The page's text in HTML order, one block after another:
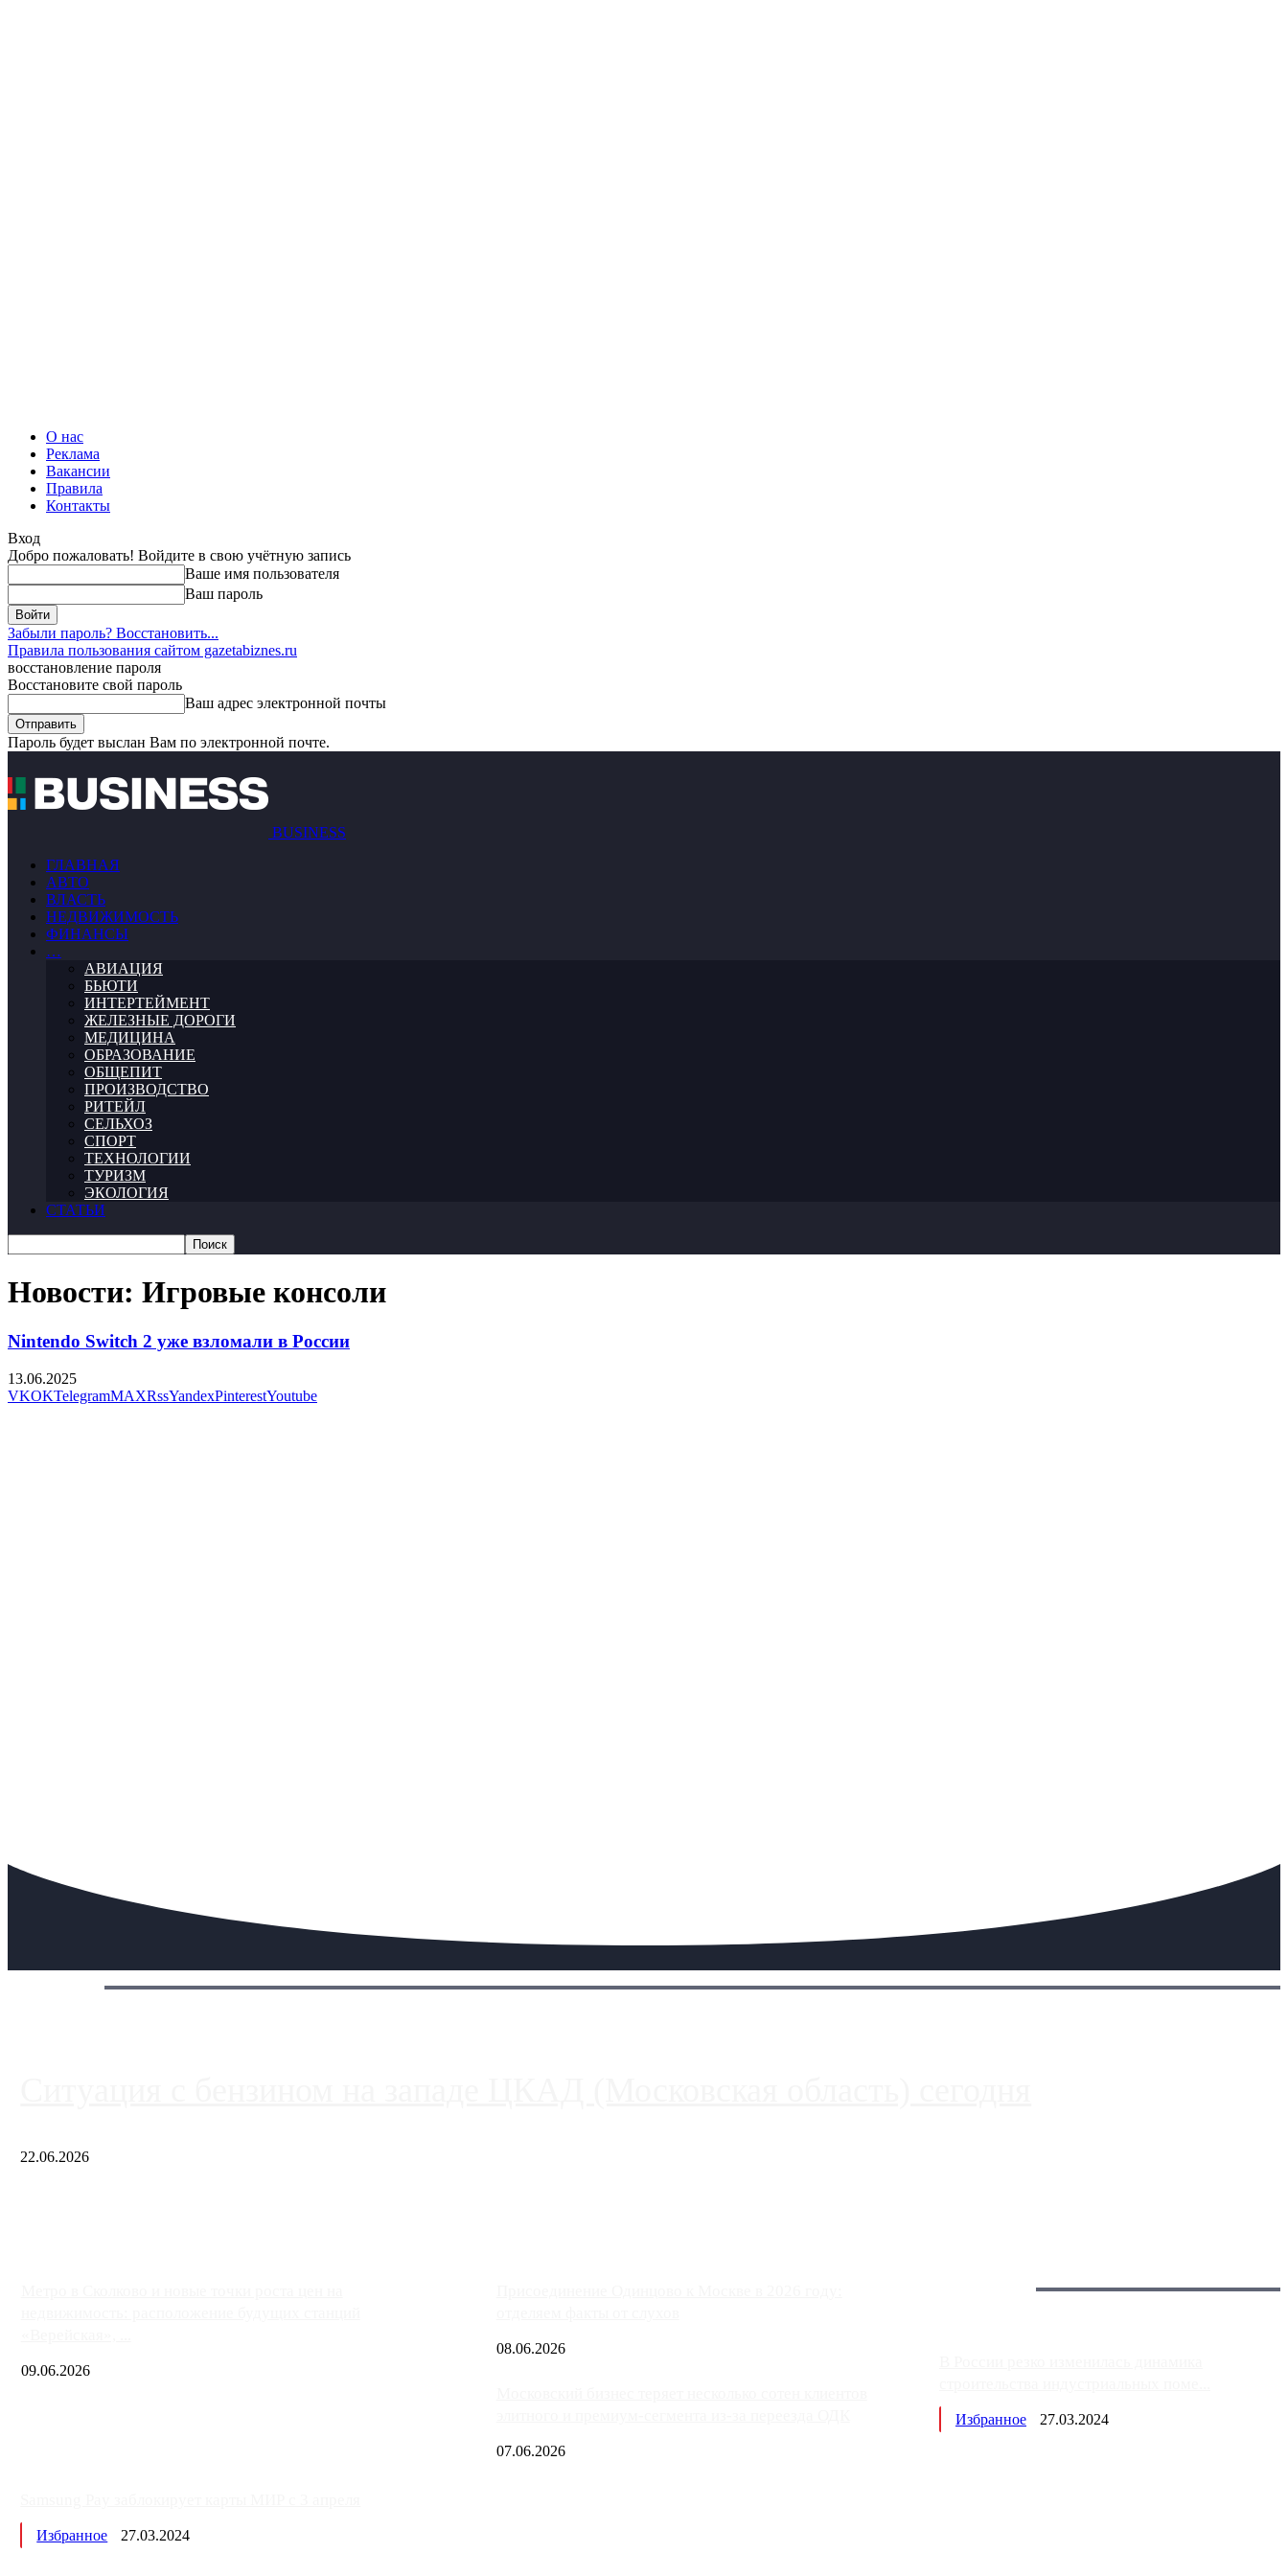
О нас
Реклама
Вакансии
Правила
Контакты
Вход
Добро пожаловать! Войдите в свою учётную запись
Ваше имя пользователя
Ваш пароль
Забыли пароль? Восстановить...
Правила пользования сайтом gazetabiznes.ru
восстановление пароля
Восстановите свой пароль
Ваш адрес электронной почты
Пароль будет выслан Вам по электронной почте.
BUSINESS
ГЛАВНАЯ
АВТО
ВЛАСТЬ
НЕДВИЖИМОСТЬ
ФИНАНСЫ
…
АВИАЦИЯ
БЬЮТИ
ИНТЕРТЕЙМЕНТ
ЖЕЛЕЗНЫЕ ДОРОГИ
МЕДИЦИНА
ОБРАЗОВАНИЕ
ОБЩЕПИТ
ПРОИЗВОДСТВО
РИТЕЙЛ
СЕЛЬХОЗ
СПОРТ
ТЕХНОЛОГИИ
ТУРИЗМ
ЭКОЛОГИЯ
СТАТЬИ
Новости: Игровые консоли
Nintendo Switch 2 уже взломали в России
13.06.2025
VKOKTelegramMAXRssYandexPinterestYoutube
22.06.2026
09.06.2026
08.06.2026
07.06.2026
Избранное 27.03.2024
Избранное 27.03.2024